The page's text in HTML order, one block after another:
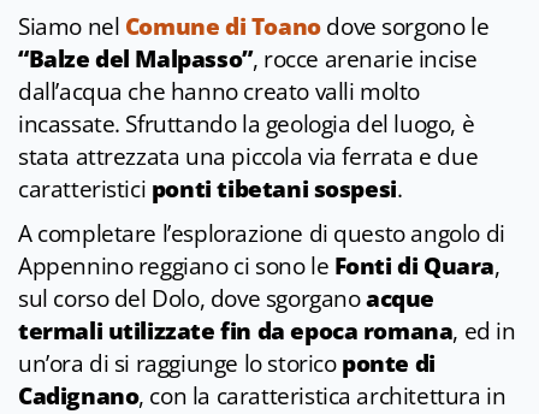
Siamo nel Comune di Toanodove sorgono le
“Balze del Malpasso”, rocce arenarie incise
dall’acqua che hanno creato valli molto
incassate. Sfruttando la geologia del luogo, è
stata attrezzata una piccola via ferrata e due
caratteristici ponti tibetani sospesi.
A completare l’esplorazione di questo angolo di
Appennino reggiano ci sono le Fonti di Quara,
sul corso del Dolo, dove sgorganoacque
termali utilizzate fin da epoca romana, ed in
un’ora di si raggiunge lo storicoponte di
Cadignano, con la caratteristica architettura in